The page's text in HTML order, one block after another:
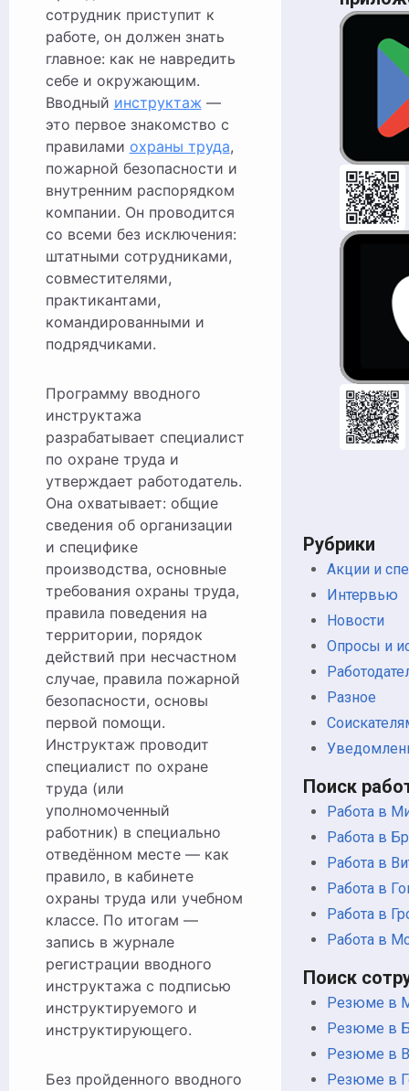
сотрудник приступит к
работе, он должен знать
главное: как не навредить
себе и окружающим.
Вводный инструктаж—
это первое знакомство с
правилами охраны труда,
пожарной безопасности и
внутренним распорядком
компании. Он проводится
со всеми без исключения:
штатными сотрудниками,
совместителями,
практикантами,
командированными и
подрядчиками.
Программу вводного
инструктажа
разрабатывает специалист
по охране труда и
утверждает работодатель.
Она охватывает: общие
сведения об организации
и специфике
производства, основные
требования охраны труда,
правила поведения на
территории, порядок
действий при несчастном
случае, правила пожарной
безопасности, основы
первой помощи.
Инструктаж проводит
специалист по охране
труда (или
уполномоченный
работник) в специально
отведённом месте — как
правило, в кабинете
охраны труда или учебном
классе. По итогам —
запись в журнале
регистрации вводного
инструктажа с подписью
инструктируемого и
инструктирующего.
Без пройденного вводного
Рубрики
Акции и
Интервью
Новости
Опросы и
Разное
Поиск
Работа в
Работа в
Работа в
Работа в
Работа в
Работа в
Поиск
Резюме в
Резюме в
Резюме в
Резюме в